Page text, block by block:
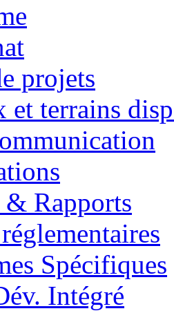
projets
et terrains
& Rapports
Spécifiques
Intégré